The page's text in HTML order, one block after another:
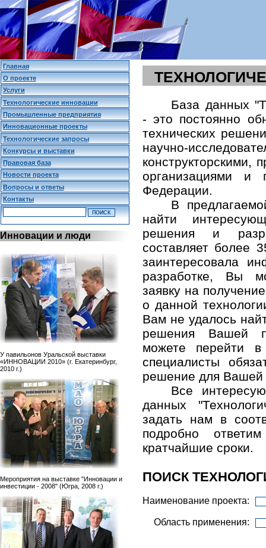
База данных
- это постоянно
технических
научно-
организациями и
Федерации.
В
найти
решения и
составляет более
заинтересовала
разработке, Вы
заявку на
о данной
Вам не удалось
решения Вашей
можете перейти
специалисты
решение для Вашей
Все
данных
задать нам в
подробно
кратчайшие сроки.
ПОИСК
Наименование проекта:
Область применения:
Главная
О проекте
Услуги
Технологические инновации
Промышленные предприятия
Инновационные проекты
Технологические запросы
Конкурсы и выставки
Правовая база
Новости проекта
Вопросы и ответы
Контакты
Инновации и люди
У павильонов Уральской выставки
«ИННОВАЦИИ 2010» (г. Екатеринбург,
2010 г.)
Мероприятия на выставке "Инновации и
инвестиции - 2008" (Югра, 2008 г.)